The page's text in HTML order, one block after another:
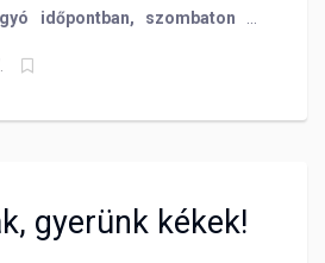
időpontban, szombaton 19
ingyenes lesz!
gyerünk kékek!